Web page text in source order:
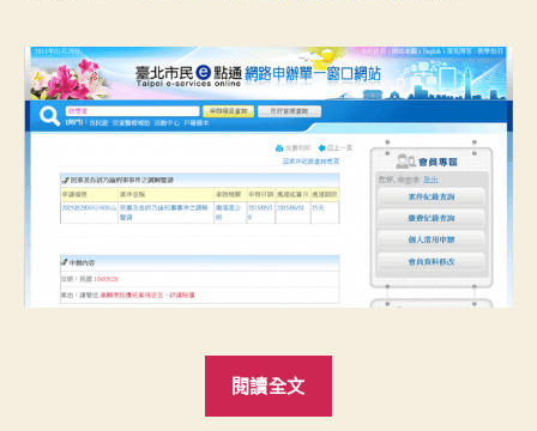
閱讀全文